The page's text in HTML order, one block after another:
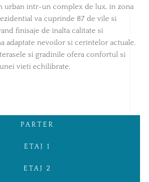
urban intr-un complex de lux, in zona
va cuprinde 87 de vile si
finisaje de inalta calitate si
adaptate nevoilor si cerintelor actuale.
si gradinile ofera confortul si
vieti echilibrate.
PARTER
ETAJ 1
ETAJ 2